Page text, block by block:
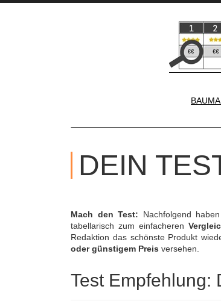
DEIN
Mach den Test: Nachfolgend
tabellarisch zum einfacheren
Redaktion das schönste Produkt
oder günstigem Preis versehen.
Test Empfehlung: